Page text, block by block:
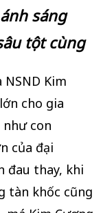
sáng
tột cùng
Kim
cho gia
con
của đại
đau thay, khi
tàn khốc cũng